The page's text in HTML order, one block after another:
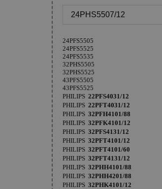
24PHS5507/12
24PFS5505
24PFS5525
24PFS5535
32PHS5505
32PHS5525
43PFS5505
43PFS5525
PHILIPS 22PFS4031/12
PHILIPS 22PFT4031/12
PHILIPS 32PFH4101/88
PHILIPS 32PFK4101/12
PHILIPS 32PFS4131/12
PHILIPS 32PFT4101/12
PHILIPS 32PFT4101/60
PHILIPS 32PFT4131/12
PHILIPS 32PHH4101/88
PHILIPS 32PHH4201/88
PHILIPS 32PHK4101/12